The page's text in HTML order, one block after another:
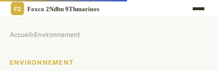
Accueil›Environnement
ENVIRONNEMENT